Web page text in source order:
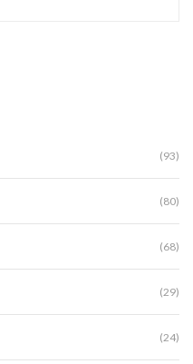
(93)
(80)
(68)
(29)
(24)